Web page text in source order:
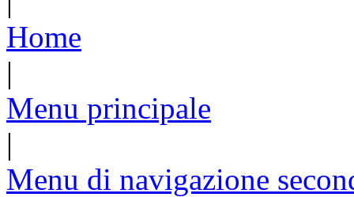
Home
|
Menu principale
|
Menu di navigazione